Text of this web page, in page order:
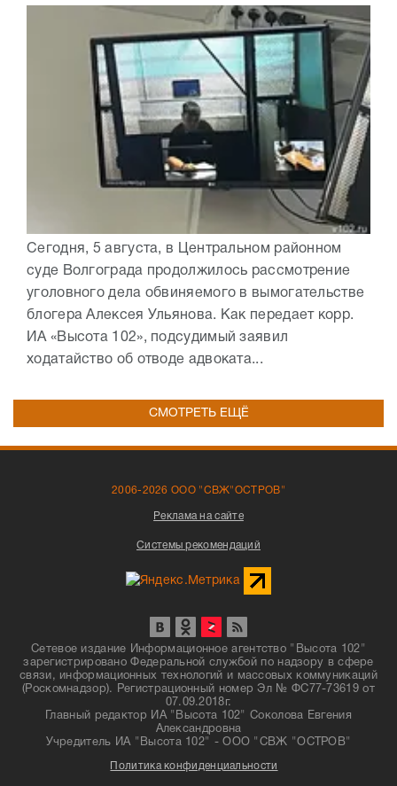
Сегодня, 5 августа, в Центральном районном
суде Волгограда продолжилось рассмотрение
уголовного дела обвиняемого в вымогательстве
блогера Алексея Ульянова. Как передает корр.
ИА «Высота 102», подсудимый заявил
ходатайство об отводе адвоката...
СМОТРЕТЬ ЕЩЁ
2006-2026 ООО "СВЖ"ОСТРОВ"
Реклама на сайте
Системы рекомендаций
Сетевое издание Информационное агентство "Высота 102"
зарегистрировано Федеральной службой по надзору в сфере
связи, информационных технологий и массовых коммуникаций
(Роскомнадзор). Регистрационный номер Эл № ФС77-73619 от
07.09.2018г.
Главный редактор ИА "Высота 102" Соколова Евгения
Александровна
Учредитель ИА "Высота 102" - ООО "СВЖ "ОСТРОВ"
Политика конфиденциальности